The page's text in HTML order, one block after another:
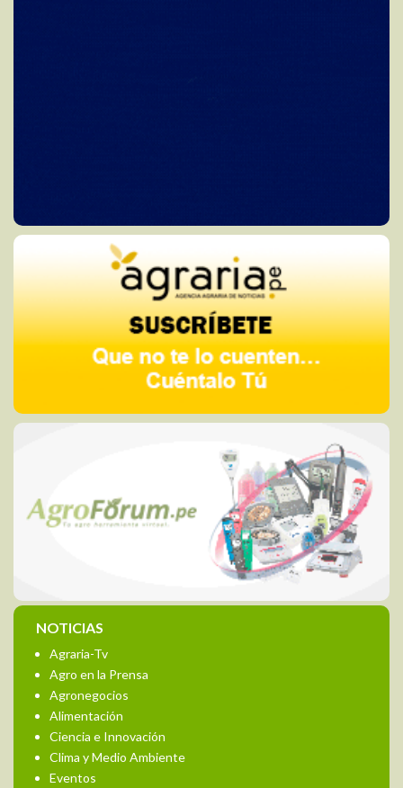
NOTICIAS
Agraria-Tv
Agro en la Prensa
Agronegocios
Alimentación
Ciencia e Innovación
Clima y Medio Ambiente
Eventos